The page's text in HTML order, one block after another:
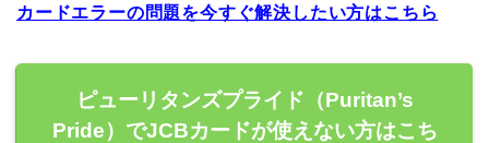
カードエラーの問題を今すぐ解決したい方はこちら
ピューリタンズプライド（Puritan’s
Pride）でJCBカードが使えない方はこち